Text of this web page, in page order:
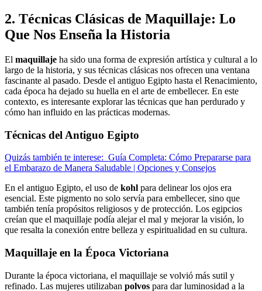
2. Técnicas Clásicas de Maquillaje: Lo
Que Nos Enseña la Historia
El maquillaje ha sido una forma de expresión artística y cultural a lo
largo de la historia, y sus técnicas clásicas nos ofrecen una ventana
fascinante al pasado. Desde el antiguo Egipto hasta el Renacimiento,
cada época ha dejado su huella en el arte de embellecer. En este
contexto, es interesante explorar las técnicas que han perdurado y
cómo han influido en las prácticas modernas.
Técnicas del Antiguo Egipto
Quizás también te interese: Guía Completa: Cómo Prepararse para
el Embarazo de Manera Saludable | Opciones y Consejos
En el antiguo Egipto, el uso de kohl para delinear los ojos era
esencial. Este pigmento no solo servía para embellecer, sino que
también tenía propósitos religiosos y de protección. Los egipcios
creían que el maquillaje podía alejar el mal y mejorar la visión, lo
que resalta la conexión entre belleza y espiritualidad en su cultura.
Maquillaje en la Época Victoriana
Durante la época victoriana, el maquillaje se volvió más sutil y
refinado. Las mujeres utilizaban polvos para dar luminosidad a la